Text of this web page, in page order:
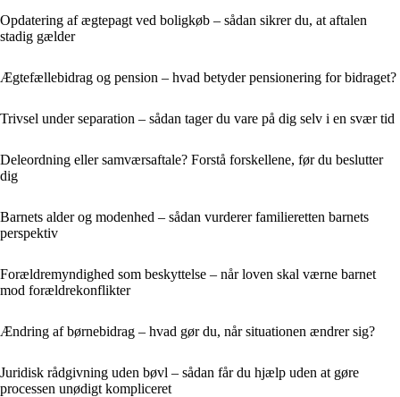
Opdatering af ægtepagt ved boligkøb – sådan sikrer du, at aftalen
stadig gælder
Ægtefællebidrag og pension – hvad betyder pensionering for bidraget?
Trivsel under separation – sådan tager du vare på dig selv i en svær tid
Deleordning eller samværsaftale? Forstå forskellene, før du beslutter
dig
Barnets alder og modenhed – sådan vurderer familieretten barnets
perspektiv
Forældremyndighed som beskyttelse – når loven skal værne barnet
mod forældrekonflikter
Ændring af børnebidrag – hvad gør du, når situationen ændrer sig?
Juridisk rådgivning uden bøvl – sådan får du hjælp uden at gøre
processen unødigt kompliceret